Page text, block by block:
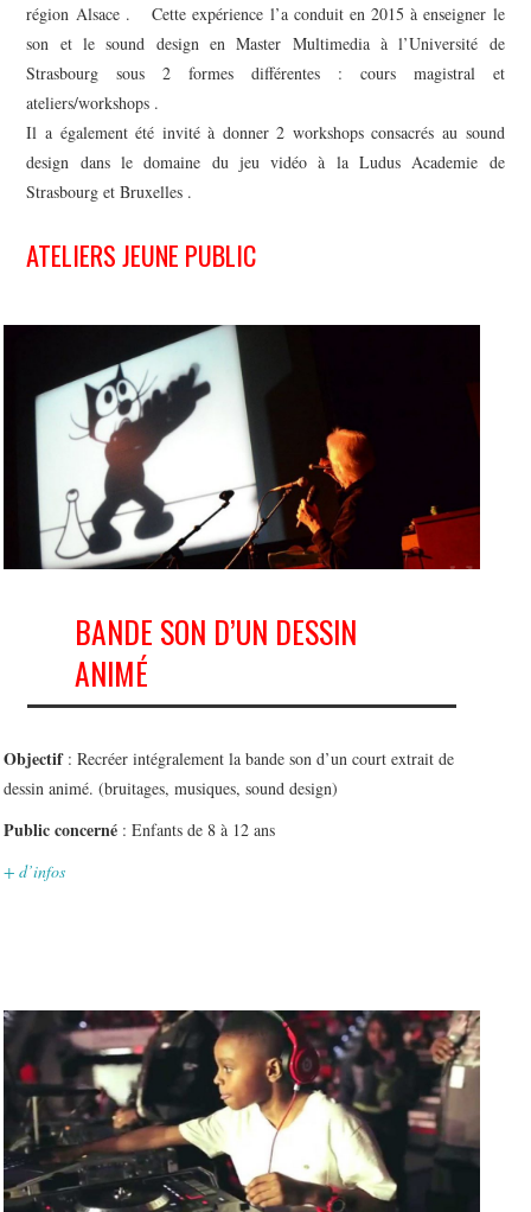
région Alsace . Cette expérience l’a conduit en 2015 à enseigner le
son et le sound design en Master Multimedia à l’Université de
Strasbourg sous 2 formes différentes : cours magistral et
ateliers/workshops .
Il a également été invité à donner 2 workshops consacrés au sound
design dans le domaine du jeu vidéo à la Ludus Academie de
Strasbourg et Bruxelles .
ATELIERS JEUNE PUBLIC
BANDE SON D’UN DESSIN
ANIMÉ
Objectif: Recréer intégralement la bande son d’un court extrait de
dessin animé. (bruitages, musiques, sound design)
Public concerné: Enfants de 8 à 12 ans
+ d’infos